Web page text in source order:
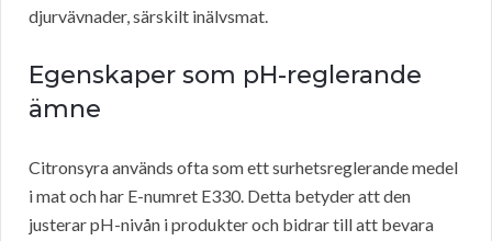
djurvävnader, särskilt inälvsmat.
Egenskaper som pH-reglerande
ämne
Citronsyra används ofta som ett surhetsreglerande medel
i mat och har E-numret E330. Detta betyder att den
justerar pH-nivån i produkter och bidrar till att bevara